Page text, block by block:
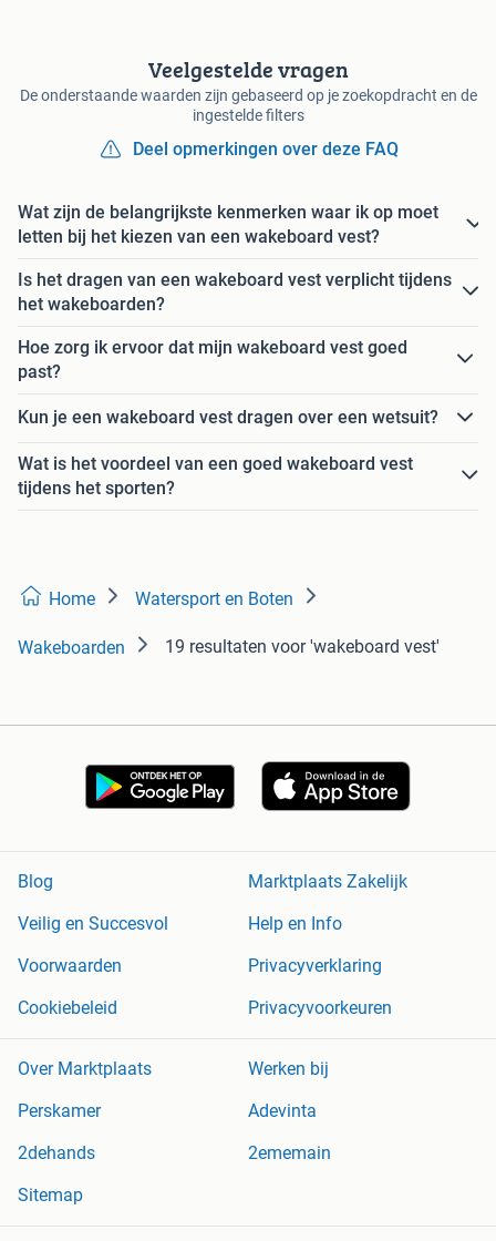
Veelgestelde vragen
De onderstaande waarden zijn gebaseerd op je zoekopdracht en de
ingestelde filters
Deel opmerkingen over deze FAQ
Wat zijn de belangrijkste kenmerken waar ik op moet
letten bij het kiezen van een wakeboard vest?
Is het dragen van een wakeboard vest verplicht tijdens
het wakeboarden?
Hoe zorg ik ervoor dat mijn wakeboard vest goed
past?
Kun je een wakeboard vest dragen over een wetsuit?
Wat is het voordeel van een goed wakeboard vest
tijdens het sporten?
Home Watersport en Boten
Wakeboarden 19 resultaten voor 'wakeboard vest'
Blog
Marktplaats Zakelijk
Veilig en Succesvol
Help en Info
Voorwaarden
Privacyverklaring
Cookiebeleid
Privacyvoorkeuren
Over Marktplaats
Werken bij
Perskamer
Adevinta
2dehands
2ememain
Sitemap